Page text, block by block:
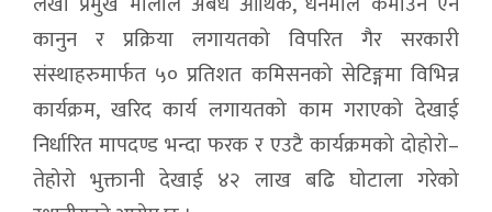
कानुन र प्रक्रिया लगायतको विपरित गैर सरकारी
संस्थाहरुमार्फत ५० प्रतिशत कमिसनको सेटिङ्गमा विभिन्न
कार्यक्रम, खरिद कार्य लगायतको काम गराएको देखाई
निर्धारित मापदण्ड भन्दा फरक र एउटै कार्यक्रमको दोहोरो–
तेहोरो भुक्तानी देखाई ४२ लाख बढि घोटाला गरेको